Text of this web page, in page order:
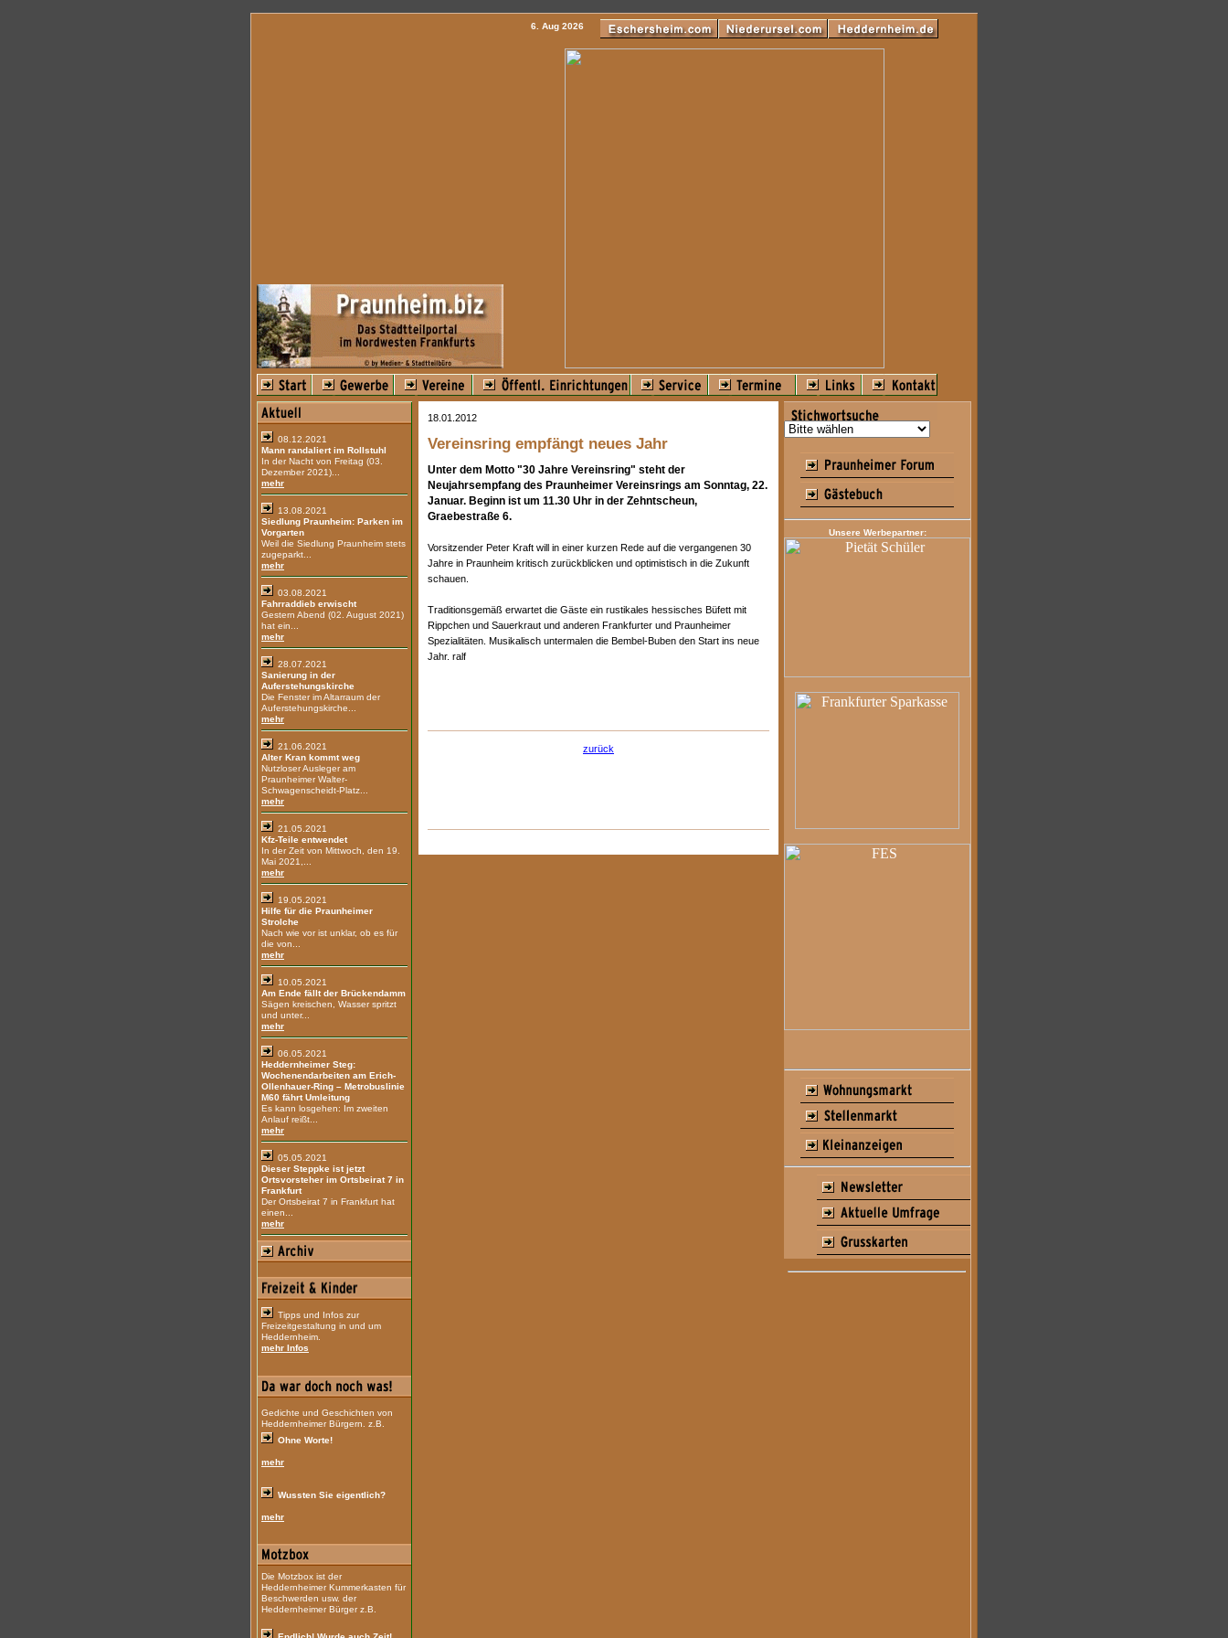
6. Aug 2026
08.12.2021
Mann randaliert im Rollstuhl
In der Nacht von Freitag (03.
Dezember 2021)...
mehr
13.08.2021
Siedlung Praunheim: Parken im
Vorgarten
Weil die Siedlung Praunheim stets
zugeparkt...
mehr
03.08.2021
Fahrraddieb erwischt
Gestern Abend (02. August 2021)
hat ein...
mehr
28.07.2021
Sanierung in der
Auferstehungskirche
Die Fenster im Altarraum der
Auferstehungskirche...
mehr
21.06.2021
Alter Kran kommt weg
Nutzloser Ausleger am
Praunheimer Walter-
Schwagenscheidt-Platz...
mehr
21.05.2021
Kfz-Teile entwendet
In der Zeit von Mittwoch, den 19.
Mai 2021,...
mehr
19.05.2021
Hilfe für die Praunheimer
Strolche
Nach wie vor ist unklar, ob es für
die von...
mehr
10.05.2021
Am Ende fällt der Brückendamm
Sägen kreischen, Wasser spritzt
und unter...
mehr
06.05.2021
Heddernheimer Steg:
Wochenendarbeiten am Erich-
Ollenhauer-Ring – Metrobuslinie
M60 fährt Umleitung
Es kann losgehen: Im zweiten
Anlauf reißt...
mehr
05.05.2021
Dieser Steppke ist jetzt
Ortsvorsteher im Ortsbeirat 7 in
Frankfurt
Der Ortsbeirat 7 in Frankfurt hat
einen...
mehr
Tipps und Infos zur
Freizeitgestaltung in und um
Heddernheim.
mehr Infos
Gedichte und Geschichten von
Heddernheimer Bürgern. z.B.
Ohne Worte!
mehr
Wussten Sie eigentlich?
mehr
Die Motzbox ist der
Heddernheimer Kummerkasten für
Beschwerden usw. der
Heddernheimer Bürger z.B.
18.01.2012
Vereinsring empfängt neues Jahr
Unter dem Motto "30 Jahre Vereinsring" steht der
Neujahrsempfang des Praunheimer Vereinsrings am Sonntag, 22.
Januar. Beginn ist um 11.30 Uhr in der Zehntscheun,
Graebestraße 6.
Vorsitzender Peter Kraft will in einer kurzen Rede auf die vergangenen 30
Jahre in Praunheim kritisch zurückblicken und optimistisch in die Zukunft
schauen.
Traditionsgemäß erwartet die Gäste ein rustikales hessisches Büfett mit
Rippchen und Sauerkraut und anderen Frankfurter und Praunheimer
Spezialitäten. Musikalisch untermalen die Bembel-Buben den Start ins neue
Jahr. ralf
zurück
Unsere Werbepartner: